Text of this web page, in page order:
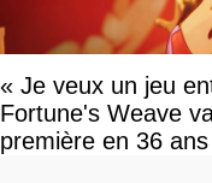
« Je veux un jeu
Fortune's Weave
première en 36